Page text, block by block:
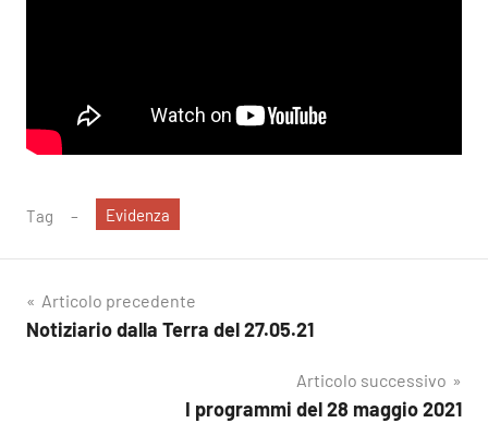
Tag Evidenza
Navigazione
articoli
Articolo precedente
Notiziario dalla Terra del 27.05.21
Articolo successivo
I programmi del 28 maggio 2021